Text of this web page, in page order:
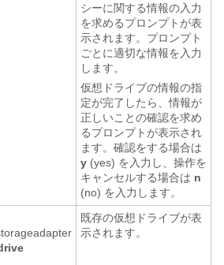
シーに関する情報の入力
を求めるプロンプトが表
示されます。プロンプト
ごとに適切な情報を入力
します。
仮想ドライブの情報の指
定が完了したら、情報が
正しいことの確認を求め
るプロンプトが表示され
ます。確認をする場合は
y (yes) を入力し、操作を
キャンセルする場合は n
(no) を入力します。
既存の仮想ドライブが表
示されます。